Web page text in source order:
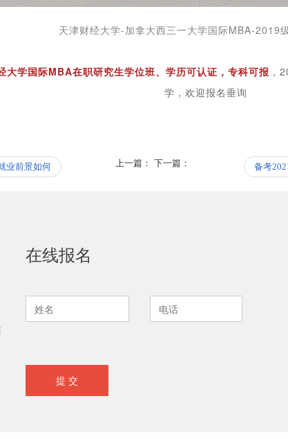
天津财经大学-加拿大西三一大学国际MBA-2019
大学国际MBA在职研究生学位班、学历可认证，专科可报 ，
学，欢迎报名垂询
上一篇：
业前景如何 下一篇： 备考
在线报名
提 交